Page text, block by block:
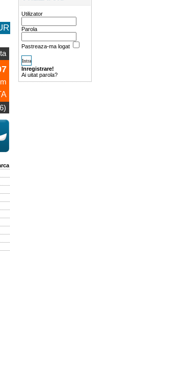
Utilizator
Parola
Pastreaza-ma logat
Inregistrare!
Ai uitat parola?